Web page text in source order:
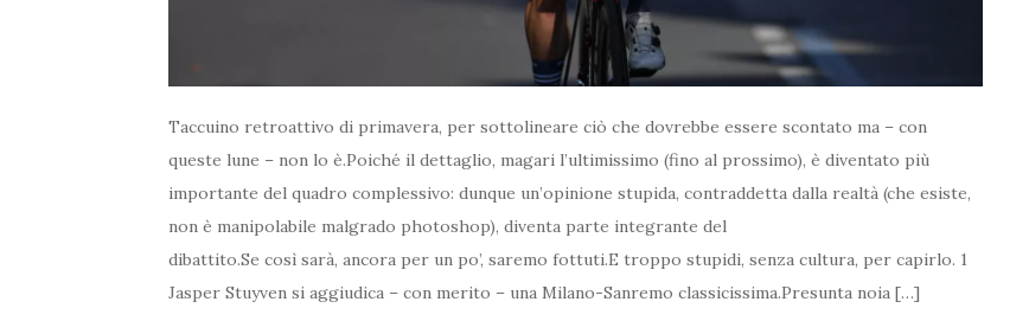
Taccuino retroattivo di primavera, per sottolineare ciò che dovrebbe essere scontato ma – con
queste lune – non lo è.Poiché il dettaglio, magari l’ultimissimo (fino al prossimo), è diventato più
importante del quadro complessivo: dunque un’opinione stupida, contraddetta dalla realtà (che esiste,
non è manipolabile malgrado photoshop), diventa parte integrante del
dibattito.Se così sarà, ancora per un po’, saremo fottuti.E troppo stupidi, senza cultura, per capirlo. 1
Jasper Stuyven si aggiudica – con merito – una Milano-Sanremo classicissima.Presunta noia […]